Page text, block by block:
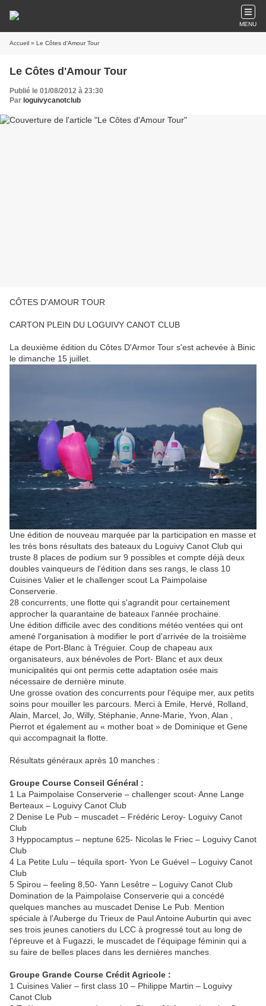
MENU
Accueil » Le Côtes d'Amour Tour
Le Côtes d'Amour Tour
Publié le 01/08/2012 à 23:30
Par loguivycanotclub
CÔTES D'AMOUR TOUR
CARTON PLEIN DU LOGUIVY CANOT CLUB
La deuxième édition du Côtes D'Armor Tour s'est achevée à Binic
le dimanche 15 juillet.
Une édition de nouveau marquée par la participation en masse et
les très bons résultats des bateaux du Loguivy Canot Club qui
truste 8 places de podium sur 9 possibles et compte déjà deux
doubles vainqueurs de l'édition dans ses rangs, le class 10
Cuisines Valier et le challenger scout La Paimpolaise
Conserverie.
28 concurrents, une flotte qui s'agrandit pour certainement
approcher la quarantaine de bateaux l'année prochaine.
Une édition difficile avec des conditions météo ventées qui ont
amené l'organisation à modifier le port d'arrivée de la troisième
étape de Port-Blanc à Tréguier. Coup de chapeau aux
organisateurs, aux bénévoles de Port- Blanc et aux deux
municipalités qui ont permis cette adaptation osée mais
nécessaire de dernière minute.
Une grosse ovation des concurrents pour l'équipe mer, aux petits
soins pour mouiller les parcours. Merci à Emile, Hervé, Rolland,
Alain, Marcel, Jo, Willy, Stéphanie, Anne-Marie, Yvon, Alan ,
Pierrot et également au « mother boat » de Dominique et Gene
qui accompagnait la flotte.
Résultats généraux après 10 manches :
Groupe Course Conseil Général :
1 La Paimpolaise Conserverie – challenger scout- Anne Lange
Berteaux – Loguivy Canot Club
2 Denise Le Pub – muscadet – Frédéric Leroy- Loguivy Canot
Club
3 Hyppocamptus – neptune 625- Nicolas le Friec – Loguivy Canot
Club
4 La Petite Lulu – téquila sport- Yvon Le Guével – Loguivy Canot
Club
5 Spirou – feeling 8,50- Yann Lesêtre – Loguivy Canot Club
Domination de la Paimpolaise Conserverie qui a concédé
quelques manches au muscadet Denise Le Pub. Mention
spéciale à l'Auberge du Trieux de Paul Antoine Auburtin qui avec
ses trois jeunes canotiers du LCC à progressé tout au long de
l'épreuve et à Fugazzi, le muscadet de l'équipage féminin qui a
su faire de belles places dans les dernières manches.
Groupe Grande Course Crédit Agricole :
1 Cuisines Valier – first class 10 – Philippe Martin – Loguivy
Canot Club